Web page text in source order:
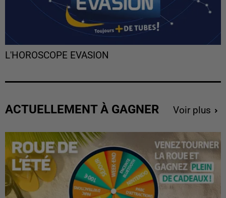
L'HOROSCOPE EVASION
ACTUELLEMENT À GAGNER Voir plus